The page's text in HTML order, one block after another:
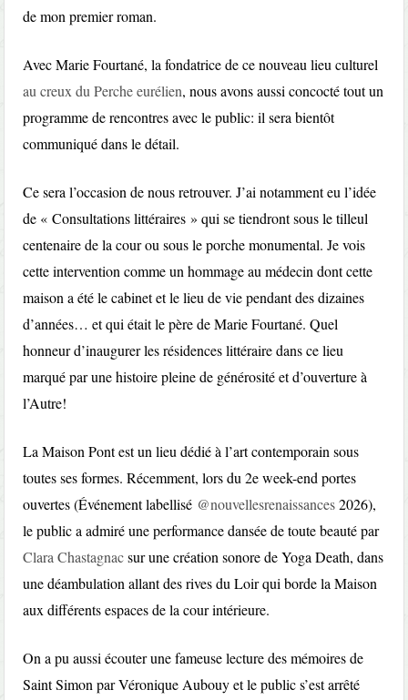
de mon premier roman.
Avec Marie Fourtané, la fondatrice de ce nouveau lieu culturel
au creux du Perche eurélien, nous avons aussi concocté tout un
programme de rencontres avec le public: il sera bientôt
communiqué dans le détail.
Ce sera l’occasion de nous retrouver. J’ai notamment eu l’idée
de « Consultations littéraires » qui se tiendront sous le tilleul
centenaire de la cour ou sous le porche monumental. Je vois
cette intervention comme un hommage au médecin dont cette
maison a été le cabinet et le lieu de vie pendant des dizaines
d’années… et qui était le père de Marie Fourtané. Quel
honneur d’inaugurer les résidences littéraire dans ce lieu
marqué par une histoire pleine de générosité et d’ouverture à
l’Autre!
La Maison Pont est un lieu dédié à l’art contemporain sous
toutes ses formes. Récemment, lors du 2e week-end portes
ouvertes (Événement labellisé @nouvellesrenaissances2026),
le public a admiré une performance dansée de toute beauté par
Clara Chastagnacsur une création sonore de Yoga Death, dans
une déambulation allant des rives du Loir qui borde la Maison
aux différents espaces de la cour intérieure.
On a pu aussi écouter une fameuse lecture des mémoires de
Saint Simon par Véronique Aubouy et le public s’est arrêté